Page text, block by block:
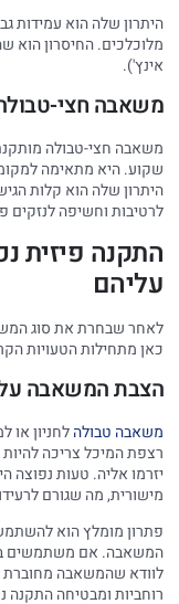
היתרון שלה הוא עמידות
אינץ').
משאבה חצי-
משאבה חצי-טבולה
שקוע. היא מתאימה
היתרון שלה הוא קלות
לרטיבות וחשיפה לנזקים
התקנה פיזית
עליהם
לאחר שבחרת את סוג
כאן מתחילות הטעויות
הצבת המשאבה על
משאבה טבולהלחניון או
רצפת המיכל צריכה
יזרמו אליה. טעות
מישורית, מה שגורם
פתרון מומלץ הוא
המשאבה. אם משתמשים
רוחביות ומבטיחה התקנה